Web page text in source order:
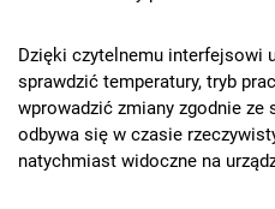
Dzięki czytelnemu interfejsowi
sprawdzić temperatury, tryb
wprowadzić zmiany zgodnie
odbywa się w czasie
natychmiast widoczne na